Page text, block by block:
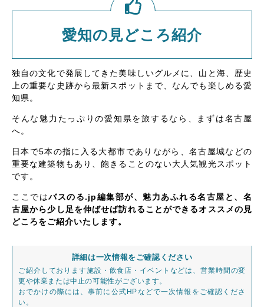
愛知の見どころ紹介
独自の文化で発展してきた美味しいグルメに、山と海、歴史
上の重要な史跡から最新スポットまで、なんでも楽しめる愛
知県。
そんな魅力たっぷりの愛知県を旅するなら、まずは名古屋
へ。
日本で5本の指に入る大都市でありながら、名古屋城などの
重要な建築物もあり、飽きることのない大人気観光スポット
です。
ここではバスのる.jp編集部が、魅力あふれる名古屋と、名
古屋から少し足を伸ばせば訪れることができるオススメの見
どころをご紹介いたします。
詳細は一次情報をご確認ください
ご紹介しております施設・飲食店・イベントなどは、営業時間の変
更や休業または中止の可能性がございます。
おでかけの際には、事前に公式HPなどで一次情報をご確認くださ
い。